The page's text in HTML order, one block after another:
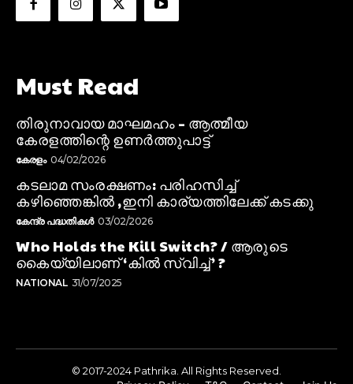
Must Read
തിരുനാവായ മാഘമഹം – ആത്മീയ
കേരളത്തിന്റെ ഉണർത്തുപാട്ട്
കേരളം 04/02/2026
കടലാമ സംരക്ഷണം: പരിഹസിച്ച്
കഴിഞ്ഞെങ്കിൽ ,ഇനി കാര്യത്തിലേക്ക് കടക്കു
കേന്ദ്ര പദ്ധതികൾ 03/02/2026
Who Holds the Kill Switch? / ആരുടെ
കൈയ്യിലാണ് ‘കിൽ സ്വിച്ച്’ ?
NATIONAL 31/07/2025
© 2017-2024 Pathrika. All Rights Reserved.